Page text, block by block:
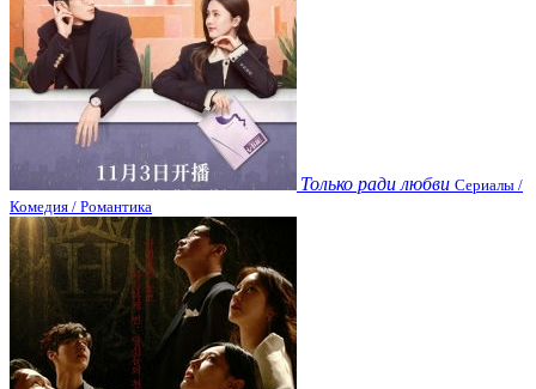
Только ради любви Сериалы /
Комедия / Романтика